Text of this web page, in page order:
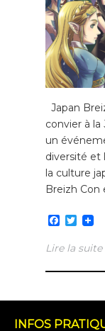
Japan
convier à la
un
diversité et
la culture
Breizh Con
Lire la suite
INFOS